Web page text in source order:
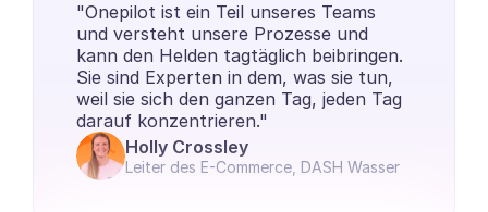
"Onepilot ist ein Teil unseres Teams
und versteht unsere Prozesse und
kann den Helden tagtäglich beibringen.
Sie sind Experten in dem, was sie tun,
weil sie sich den ganzen Tag, jeden Tag
darauf konzentrieren."
Holly Crossley
Leiter des E-Commerce, DASH Wasser